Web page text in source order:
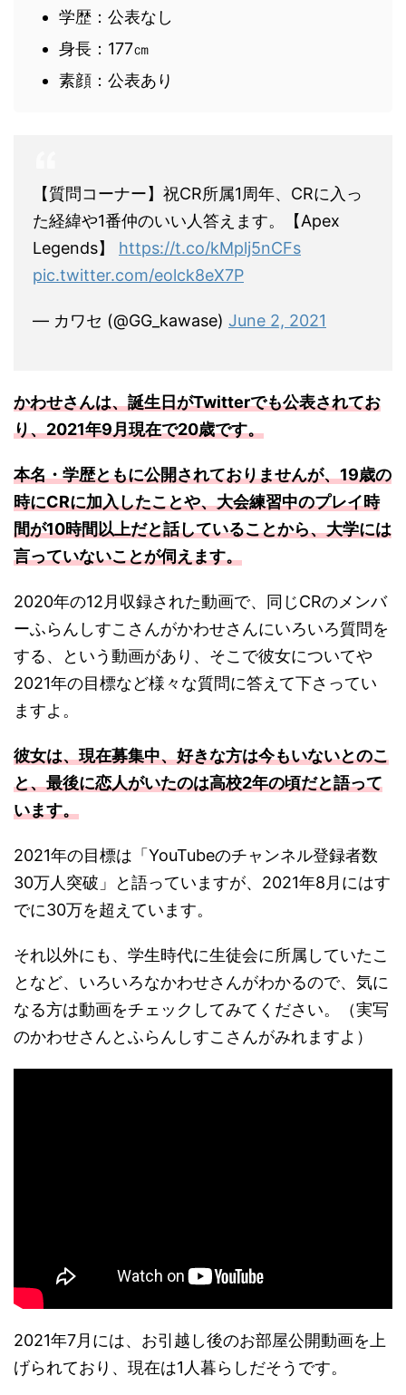
学歴：公表なし
身長：177㎝
素顔：公表あり
【質問コーナー】祝CR所属1周年、CRに入っ
た経緯や1番仲のいい人答えます。【Apex
Legends】 https://t.co/kMplj5nCFs
pic.twitter.com/eolck8eX7P
— カワセ (@GG_kawase) June 2, 2021
かわせさんは、誕生日がTwitterでも公表されてお
り、2021年9月現在で20歳です。
本名・学歴ともに公開されておりませんが、19歳の
時にCRに加入したことや、大会練習中のプレイ時
間が10時間以上だと話していることから、大学には
言っていないことが伺えます。
2020年の12月収録された動画で、同じCRのメンバ
ーふらんしすこさんがかわせさんにいろいろ質問を
する、という動画があり、そこで彼女についてや
2021年の目標など様々な質問に答えて下さってい
ますよ。
彼女は、現在募集中、好きな方は今もいないとのこ
と、最後に恋人がいたのは高校2年の頃だと語って
います。
2021年の目標は「YouTubeのチャンネル登録者数
30万人突破」と語っていますが、2021年8月にはす
でに30万を超えています。
それ以外にも、学生時代に生徒会に所属していたこ
となど、いろいろなかわせさんがわかるので、気に
なる方は動画をチェックしてみてください。（実写
のかわせさんとふらんしすこさんがみれますよ）
2021年7月には、お引越し後のお部屋公開動画を上
げられており、現在は1人暮らしだそうです。